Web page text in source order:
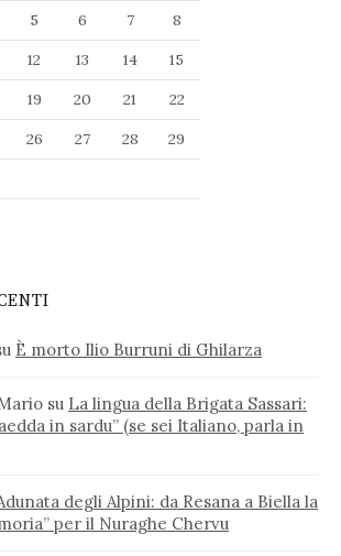
5 6 7
8
12 13 14
15
19 20 21
22
26 27 28
29
È morto Ilio Burruni di Ghilarza
su La lingua della Brigata Sassari:
in sardu” (se sei Italiano, parla in
degli Alpini: da Resana a Biella la
per il Nuraghe Chervu